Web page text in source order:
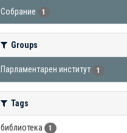
Собрание 1
Groups
Парламентарен институт 1
Tags
библиотека 1